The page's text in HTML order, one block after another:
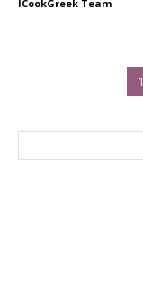
ICookGreek Team -
1